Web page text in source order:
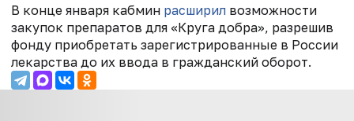
В конце января кабмин расширил возможности
закупок препаратов для «Круга добра», разрешив
фонду приобретать зарегистрированные в России
лекарства до их ввода в гражданский оборот.